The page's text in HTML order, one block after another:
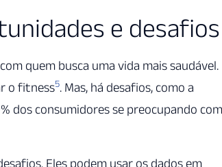
e desafios
quem busca uma vida mais saudável.
o fitness5. Mas, há desafios, como a
dos consumidores se preocupando com
Eles podem usar os dados em